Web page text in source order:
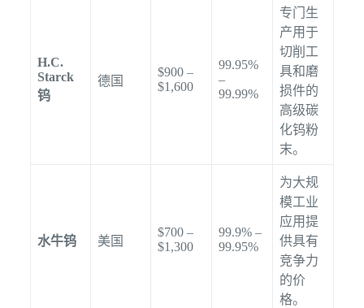
H.C.
Starck
钨
德国
$900 –
$1,600
99.95%
–
99.99%
专门生
产用于
切削工
具和磨
损件的
高级碳
化钨粉
末。
水牛钨 美国
$700 –
$1,300
99.9% –
99.95%
为大规
模工业
应用提
供具有
竞争力
的价
格。